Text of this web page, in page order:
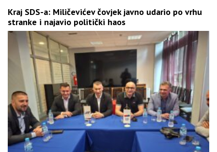
Kraj SDS-a: Miličevićev čovjek javno udario po vrhu
stranke i najavio politički haos